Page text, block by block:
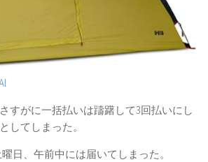
すがに一括払いは躊躇して3回払いにし
してしまった。
日、午前中には届いてしまった。